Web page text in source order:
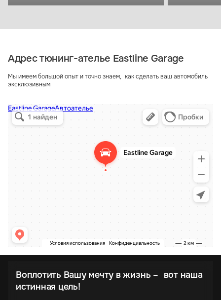
Адрес тюнинг-ателье Eastline Garage
Мы имеем большой опыт и точно знаем, как сделать ваш автомобиль
эксклюзивным
Воплотить Вашу мечту в жизнь – вот наша
истинная цель!